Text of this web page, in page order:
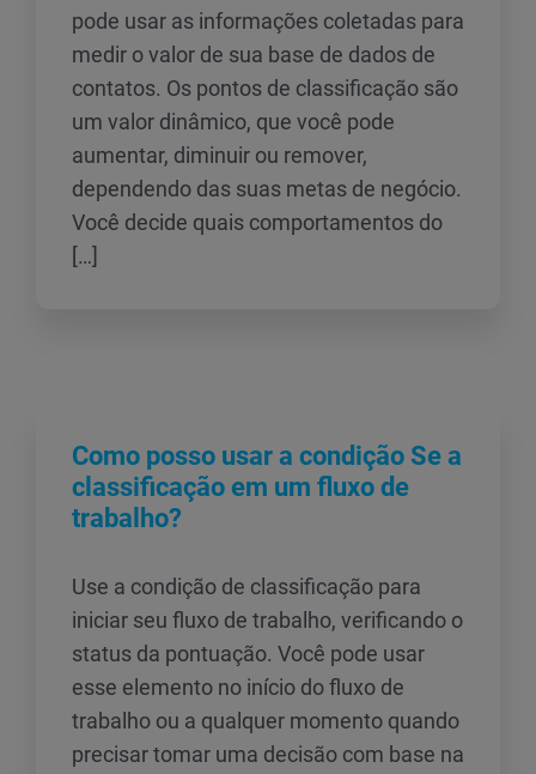
pode usar as informações coletadas para
medir o valor de sua base de dados de
contatos. Os pontos de classificação são
um valor dinâmico, que você pode
aumentar, diminuir ou remover,
dependendo das suas metas de negócio.
Você decide quais comportamentos do
[…]
Como posso usar a condição Se a
classificação em um fluxo de
trabalho?
Use a condição de classificação para
iniciar seu fluxo de trabalho, verificando o
status da pontuação. Você pode usar
esse elemento no início do fluxo de
trabalho ou a qualquer momento quando
precisar tomar uma decisão com base na